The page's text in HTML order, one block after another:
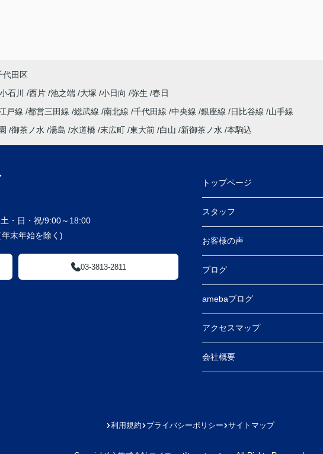
代田区
小石川 西片 池之端 大塚 小日向 弥生 春日
戸線 都営三田線 総武線 南北線 千代田線 中央線 銀座線 日比谷線
山手線
御茶ノ水 湯島 水道橋 末広町 東大前 白山 新御茶ノ水 本駒込
・日・祝/9:00～18:00
末年始を除く)
03-3813-2811
トップページ
スタッフ
お客様の声
ブログ
amebaブログ
アクセスマップ
会社概要
利用規約 プライバシーポリシー サイトマップ